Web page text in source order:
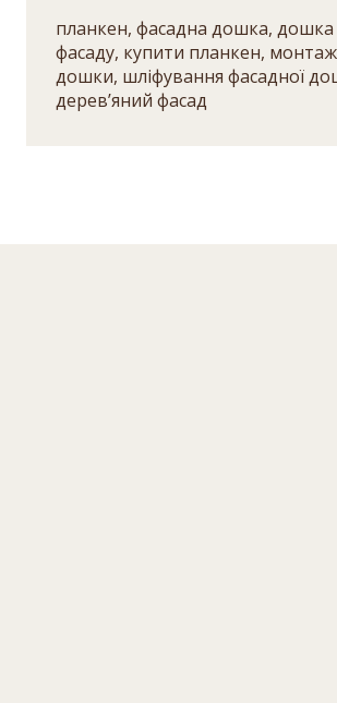
планкен, фасадна дошка, дошка
фасаду, купити планкен,
дошки, шліфування фасадної
дерев’яний фасад